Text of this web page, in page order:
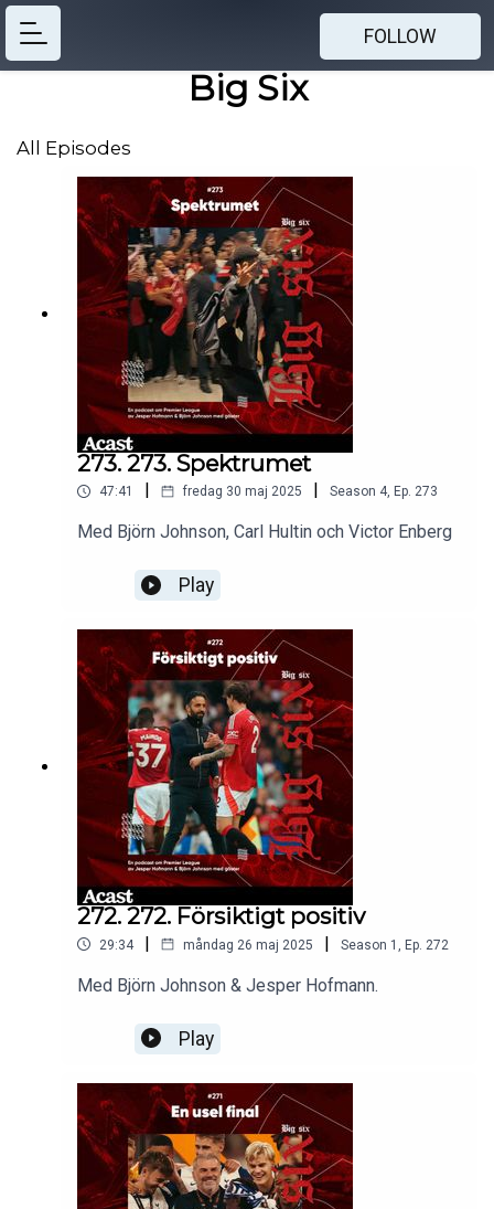
FOLLOW
Big Six
All Episodes
273. 273. Spektrumet
47:41 fredag 30 maj 2025 Season 4, Ep. 273
Med Björn Johnson, Carl Hultin och Victor Enberg
Play
272. 272. Försiktigt positiv
29:34 | måndag 26 maj 2025 | Season 1 Ep. 272
Med Björn Johnson & Jesper Hofmann.
Play